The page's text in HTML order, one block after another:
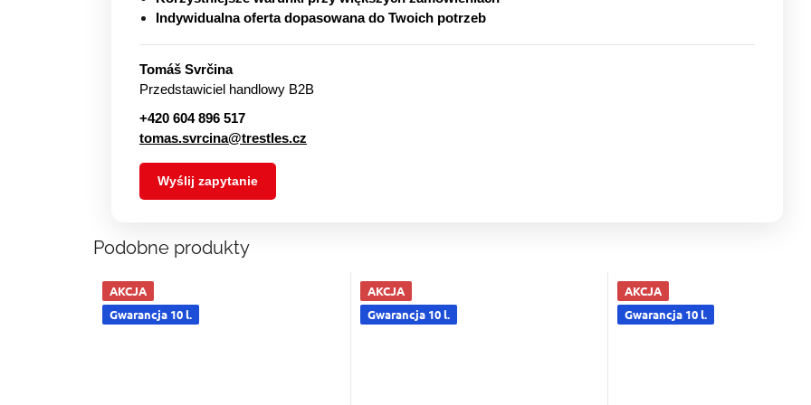
Indywidualna oferta dopasowana do Twoich potrzeb
Tomáš Svrčina
Przedstawiciel handlowy B2B
+420 604 896 517
tomas.svrcina@trestles.cz
Wyślij zapytanie
Podobne produkty
AKCJA
Gwarancja 10 l.
AKCJA
Gwarancja 10 l.
AKCJA
Gwarancja 10 l.